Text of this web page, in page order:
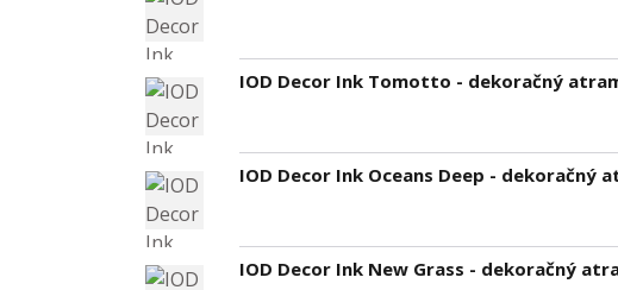
IOD Decor Ink Tomotto - dekoračný
IOD Decor Ink Oceans Deep -
IOD Decor Ink New Grass - dekoračný